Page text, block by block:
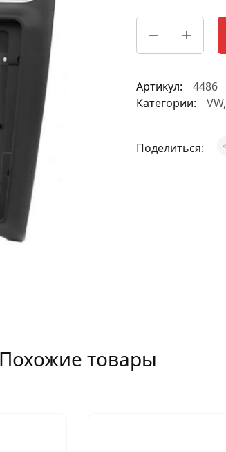
Артикул:
4486
Категории:
VW,
Поделиться:
Похожие товары